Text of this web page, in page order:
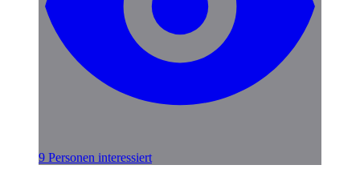
9 Personen interessiert